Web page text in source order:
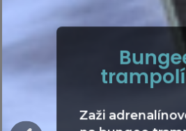
Zaži